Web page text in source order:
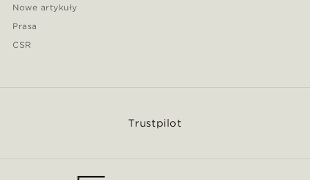
Nowe artykuły
Prasa
CSR
Trustpilot